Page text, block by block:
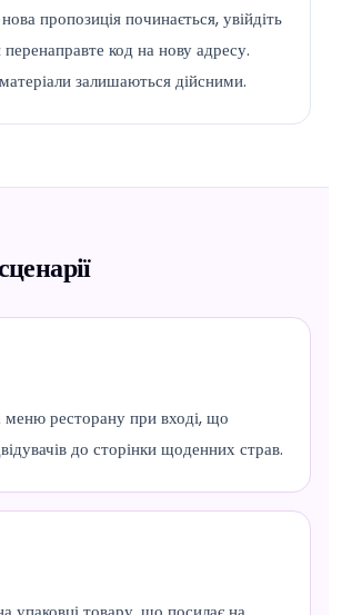
пропозиція починається, увійдіть
код на нову адресу.
залишаються дійсними.
меню ресторану при вході, що
до сторінки щоденних страв.